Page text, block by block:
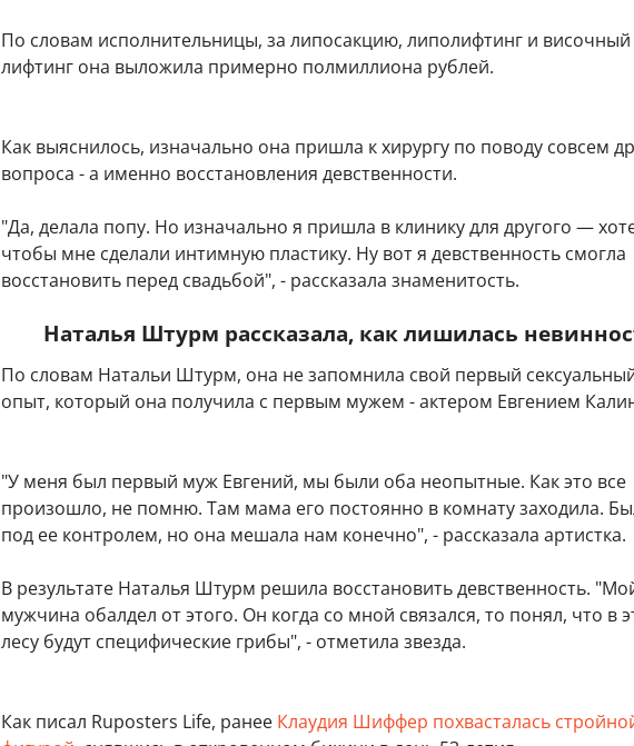
По словам исполнительницы, за липосакцию, липолифтинг и височный
лифтинг она выложила примерно полмиллиона рублей.
Как выяснилось, изначально она пришла к хирургу по поводу совсем
вопроса - а именно восстановления девственности.
"Да, делала попу. Но изначально я пришла в клинику для другого —
чтобы мне сделали интимную пластику. Ну вот я девственность смогла
восстановить перед свадьбой", - рассказала знаменитость.
Наталья Штурм рассказала, как лишилась
По словам Натальи Штурм, она не запомнила свой первый
опыт, который она получила с первым мужем - актером Евгением
"У меня был первый муж Евгений, мы были оба неопытные. Как это все
произошло, не помню. Там мама его постоянно в комнату заходила.
под ее контролем, но она мешала нам конечно", - рассказала артистка.
В результате Наталья Штурм решила восстановить девственность.
мужчина обалдел от этого. Он когда со мной связался, то понял, что в
лесу будут специфические грибы", - отметила звезда.
Как писал Ruposters Life, ранее Клаудия Шиффер похвасталась